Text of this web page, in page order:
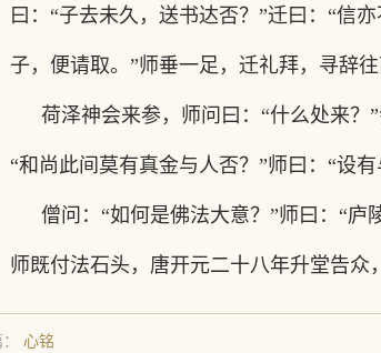
曰：“子去未久，送书达否？”迁曰：“信
子，便请取。”师垂一足，迁礼拜，寻辞往
荷泽神会来参，师问曰： “什么处来？
“和尚此间莫有真金与人否？”师曰：“设
僧问： “如何是佛法大意？”师曰：“庐
师既付法石头，唐开元二十八年升堂告众
心铭